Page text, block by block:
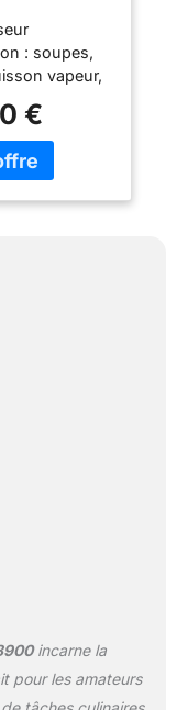
- Bol
12
–
900
30 Ans -
: soupes,
vapeur,
en
d’un
produit
Grande
préparation :
inox (3,5L) et
(3,6L – 2,6L
à 12
et
: livre avec
des vidéos
€
incarne la
pour les amateurs